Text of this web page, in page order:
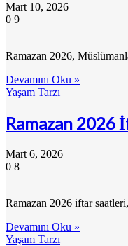
Mart 10, 2026
0 9
Ramazan 2026,
Devamını Oku »
Yaşam Tarzı
Ramazan 2026
Mart 6, 2026
0 8
Ramazan 2026 iftar
Devamını Oku »
Yaşam Tarzı